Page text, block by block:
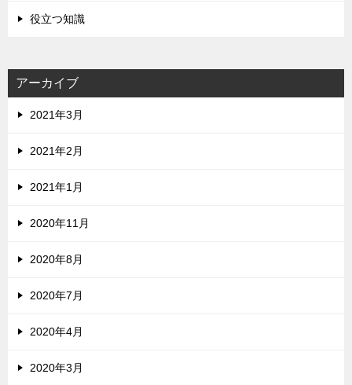
役立つ知識
アーカイブ
2021年3月
2021年2月
2021年1月
2020年11月
2020年8月
2020年7月
2020年4月
2020年3月